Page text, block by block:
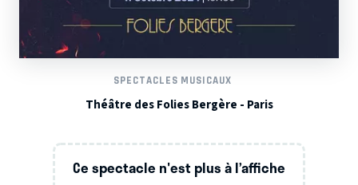
SPECTACLES MUSICAUX
Théâtre des Folies Bergère - Paris
Ce spectacle n'est plus à l’affiche